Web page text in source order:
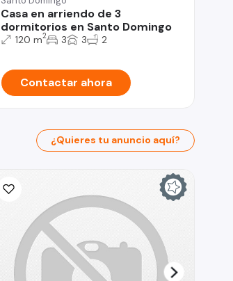
Casa en arriendo de 3
dormitorios en Santo Domingo
120 m2 3 3 2
Contactar ahora
¿Quieres tu anuncio aquí?